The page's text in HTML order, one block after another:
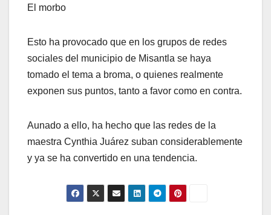
El morbo
Esto ha provocado que en los grupos de redes
sociales del municipio de Misantla se haya
tomado el tema a broma, o quienes realmente
exponen sus puntos, tanto a favor como en contra.
Aunado a ello, ha hecho que las redes de la
maestra Cynthia Juárez suban considerablemente
y ya se ha convertido en una tendencia.